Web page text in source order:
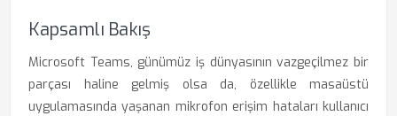
Kapsamlı Bakış
Microsoft Teams, günümüz iş dünyasının vazgeçilmez bir
parçası haline gelmiş olsa da, özellikle masaüstü
uygulamasında yaşanan mikrofon erişim hataları kullanıcı